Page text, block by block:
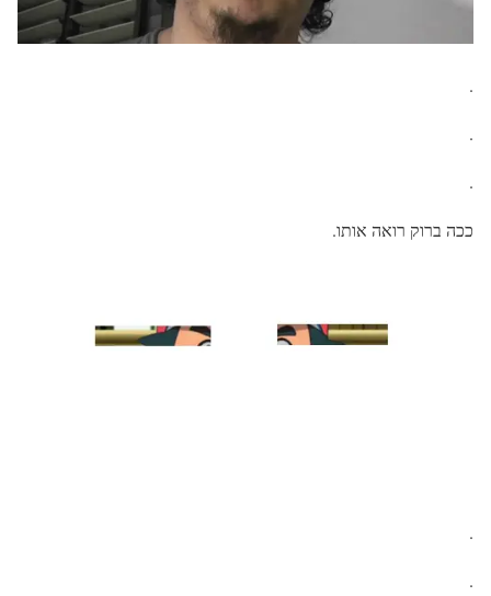
.
.
.
ככה ברוק רואה אותו.
.
.